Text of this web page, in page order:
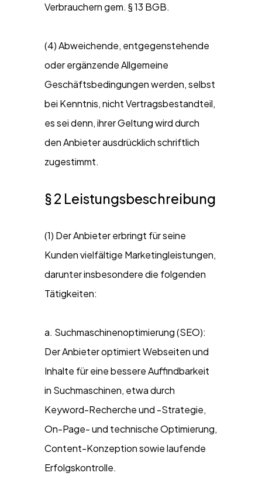
Verbrauchern gem. § 13 BGB.
(4) Abweichende, entgegenstehende
oder ergänzende Allgemeine
Geschäftsbedingungen werden, selbst
bei Kenntnis, nicht Vertragsbestandteil,
es sei denn, ihrer Geltung wird durch
den Anbieter ausdrücklich schriftlich
zugestimmt.
§ 2 Leistungsbeschreibung
(1) Der Anbieter erbringt für seine
Kunden vielfältige Marketingleistungen,
darunter insbesondere die folgenden
Tätigkeiten:
a. Suchmaschinenoptimierung (SEO):
Der Anbieter optimiert Webseiten und
Inhalte für eine bessere Auffindbarkeit
in Suchmaschinen, etwa durch
Keyword-Recherche und -Strategie,
On-Page- und technische Optimierung,
Content-Konzeption sowie laufende
Erfolgskontrolle.